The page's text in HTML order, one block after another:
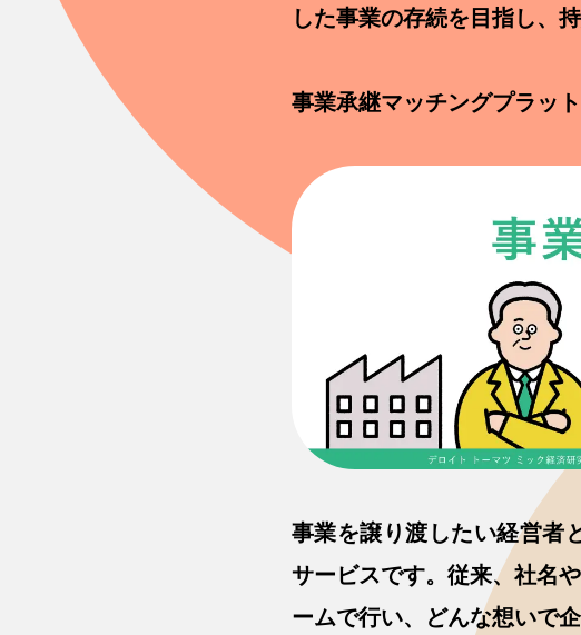
した事業の存続を目指し、
事業承継マッチングプラッ
事業を譲り渡したい経営者
サービスです。従来、社名
ームで行い、どんな想いで